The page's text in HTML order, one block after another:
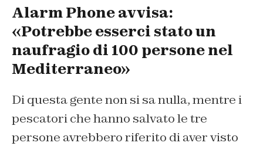
Alarm Phone avvisa:
«Potrebbe esserci stato un
naufragio di 100 persone nel
Mediterraneo»
Di questa gente non si sa nulla, mentre i
pescatori che hanno salvato le tre
persone avrebbero riferito di aver visto